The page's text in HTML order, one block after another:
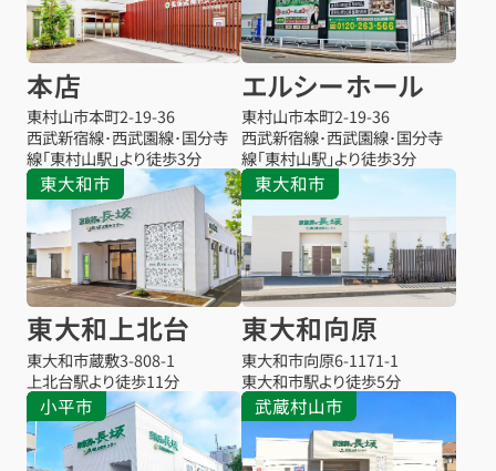
本店
東村山市本町2-19-36
西武新宿線･西武園線･国分寺
線「東村山駅」より徒歩3分
エルシーホール
東村山市本町2-19-36
西武新宿線･西武園線･国分寺
線「東村山駅」より徒歩3分
東大和市
東大和上北台
東大和市蔵敷3-808-1
上北台駅より徒歩11分
東大和市
東大和向原
東大和市向原6-1171-1
東大和市駅より徒歩5分
小平市 武蔵村山市